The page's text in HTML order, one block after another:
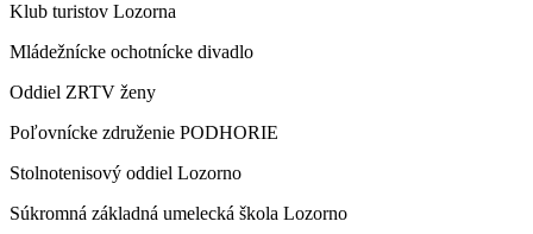
Klub turistov Lozorna
Mládežnícke ochotnícke divadlo
Oddiel ZRTV ženy
Poľovnícke združenie PODHORIE
Stolnotenisový oddiel Lozorno
Súkromná základná umelecká škola Lozorno